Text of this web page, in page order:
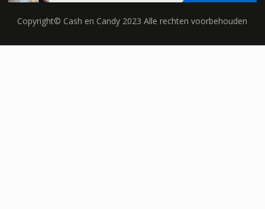
Copyright© Cash en Candy 2023 Alle rechten voorbehouden